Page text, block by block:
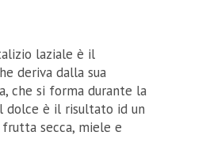
laziale è il
deriva dalla sua
che si forma durante la
dolce è il risultato id un
secca, miele e